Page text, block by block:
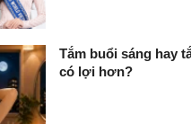
Tắm buổi sáng hay
có lợi hơn?